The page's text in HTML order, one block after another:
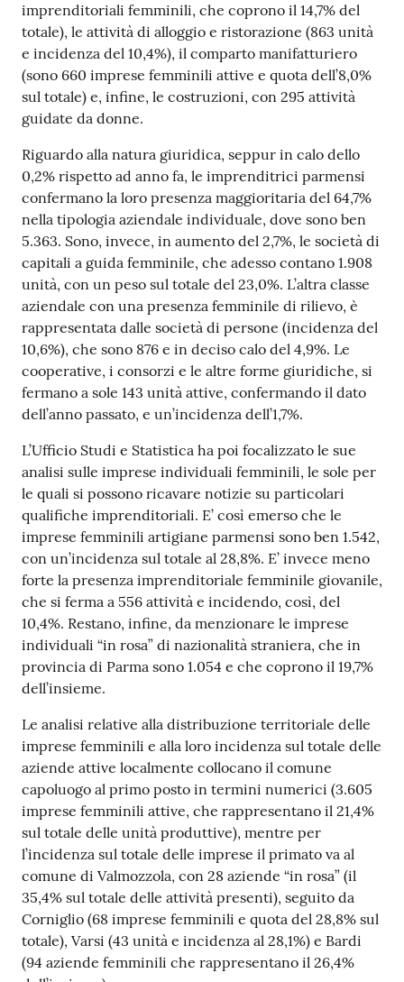
imprenditoriali femminili, che coprono il 14,7% del
totale), le attività di alloggio e ristorazione (863 unità
e incidenza del 10,4%), il comparto manifatturiero
(sono 660 imprese femminili attive e quota dell’8,0%
sul totale) e, infine, le costruzioni, con 295 attività
guidate da donne.
Riguardo alla natura giuridica, seppur in calo dello
0,2% rispetto ad anno fa, le imprenditrici parmensi
confermano la loro presenza maggioritaria del 64,7%
nella tipologia aziendale individuale, dove sono ben
5.363. Sono, invece, in aumento del 2,7%, le società di
capitali a guida femminile, che adesso contano 1.908
unità, con un peso sul totale del 23,0%. L’altra classe
aziendale con una presenza femminile di rilievo, è
rappresentata dalle società di persone (incidenza del
10,6%), che sono 876 e in deciso calo del 4,9%. Le
cooperative, i consorzi e le altre forme giuridiche, si
fermano a sole 143 unità attive, confermando il dato
dell’anno passato, e un’incidenza dell’1,7%.
L’Ufficio Studi e Statistica ha poi focalizzato le sue
analisi sulle imprese individuali femminili, le sole per
le quali si possono ricavare notizie su particolari
qualifiche imprenditoriali. E’ così emerso che le
imprese femminili artigiane parmensi sono ben 1.542,
con un’incidenza sul totale al 28,8%. E’ invece meno
forte la presenza imprenditoriale femminile giovanile,
che si ferma a 556 attività e incidendo, così, del
10,4%. Restano, infine, da menzionare le imprese
individuali “in rosa” di nazionalità straniera, che in
provincia di Parma sono 1.054 e che coprono il 19,7%
dell’insieme.
Le analisi relative alla distribuzione territoriale delle
imprese femminili e alla loro incidenza sul totale delle
aziende attive localmente collocano il comune
capoluogo al primo posto in termini numerici (3.605
imprese femminili attive, che rappresentano il 21,4%
sul totale delle unità produttive), mentre per
l’incidenza sul totale delle imprese il primato va al
comune di Valmozzola, con 28 aziende “in rosa” (il
35,4% sul totale delle attività presenti), seguito da
Corniglio (68 imprese femminili e quota del 28,8% sul
totale), Varsi (43 unità e incidenza al 28,1%) e Bardi
(94 aziende femminili che rappresentano il 26,4%